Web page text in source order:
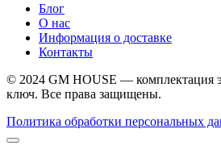
Блог
О нас
Информация о доставке
Контакты
© 2024 GM HOUSE — комплектация
ключ. Все права защищены.
Политика обработки персональных